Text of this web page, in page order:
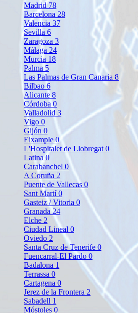
Madrid78
Barcelona 28
Valencia 37
Sevilla 6
Zaragoza 3
Málaga 24
Murcia 18
Palma 5
Las Palmas de Gran Canaria 8
Bilbao 6
Alicante 8
Córdoba 0
Valladolid 3
Vigo 0
Gijón 0
Eixample 0
L'Hospitalet de Llobregat 0
Latina0
Carabanchel 0
A Coruña 2
Puente de Vallecas 0
Sant Martí0
Gasteiz / Vitoria 0
Granada24
Elche 2
Ciudad Lineal 0
Oviedo 2
Santa Cruz de Tenerife 0
Fuencarral-El Pardo 0
Badalona 1
Terrassa 0
Cartagena 0
Jerez de la Frontera 2
Sabadell 1
Móstoles 0